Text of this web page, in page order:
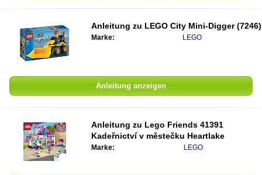
Anleitung zu LEGO City Mini-Digger (7246)
Marke: LEGO
Anleitung anzeigen
Anleitung zu Lego Friends 41391
Kadeřnictví v městečku Heartlake
Marke: LEGO